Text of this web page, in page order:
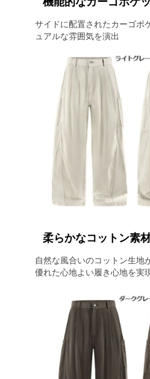
サイドに配置されたカーゴポ
ュアルな雰囲気を演出
柔らかなコットン素
自然な風合いのコットン生地
優れた心地よい履き心地を実